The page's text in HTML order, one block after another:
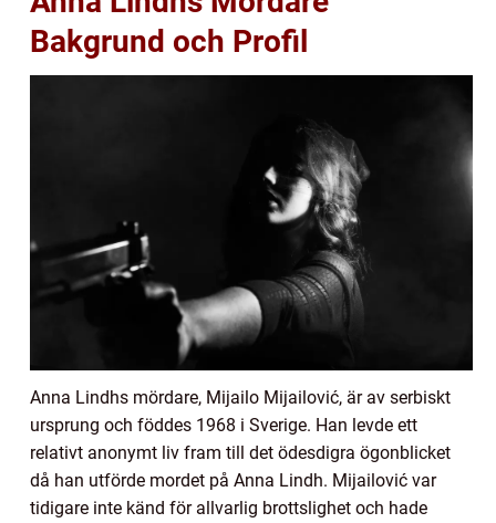
Bakgrund och Profil
Anna Lindhs mördare, Mijailo Mijailović, är av serbiskt
ursprung och föddes 1968 i Sverige. Han levde ett
relativt anonymt liv fram till det ödesdigra ögonblicket
då han utförde mordet på Anna Lindh. Mijailović var
tidigare inte känd för allvarlig brottslighet och hade